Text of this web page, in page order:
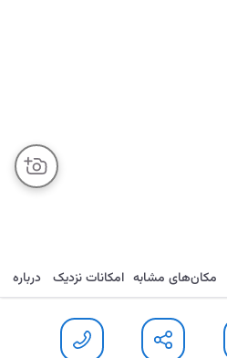
ارسال تماس مکان‌های مشابه امکانات نزدیک درباره